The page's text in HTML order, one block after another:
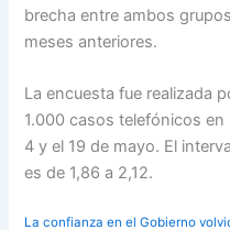
brecha entre ambos
meses anteriores.
La encuesta fue realizada
1.000 casos telefónicos
4 y el 19 de mayo. El
es de 1,86 a 2,12.
La confianza en el Gobierno